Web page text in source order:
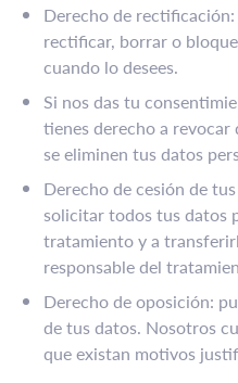
Derecho de
rectificar, borrar o
cuando lo desees.
Si nos das tu
tienes derecho a
se eliminen tus datos
Derecho de cesión de
solicitar todos tus datos
tratamiento y a
responsable del
Derecho de oposición:
de tus datos. Nosotros
que existan motivos